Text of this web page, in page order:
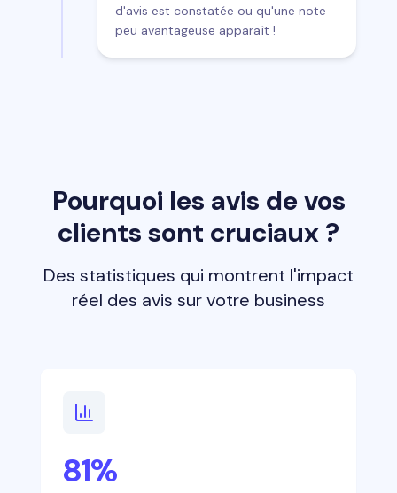
d'avis est constatée ou qu'une note
peu avantageuse apparaît !
Pourquoi les avis de vos
clients sont cruciaux ?
Des statistiques qui montrent l'impact
réel des avis sur votre business
81%